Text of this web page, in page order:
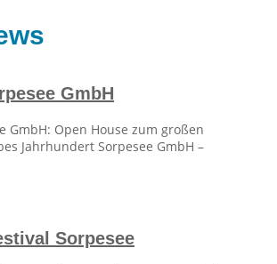
GmbH
GmbH: Open House zum großen
Jahrhundert Sorpesee GmbH –
Sorpesee